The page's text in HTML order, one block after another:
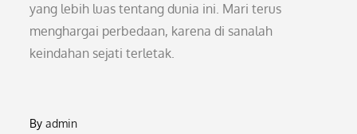
yang lebih luas tentang dunia ini. Mari terus
menghargai perbedaan, karena di sanalah
keindahan sejati terletak.
Byadmin